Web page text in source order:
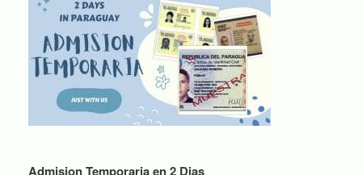
Admision Temporaria en 2 Dias